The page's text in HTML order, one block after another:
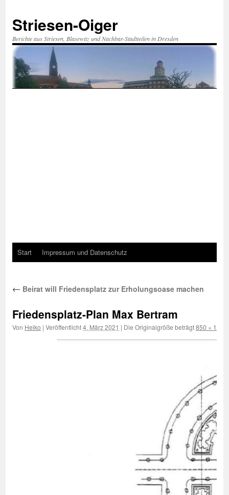
springen
Striesen-Oiger
Berichte aus Striesen, Blasewitz und Nachbar-Stadtteilen in Dresden
Start Impressum und Datenschutz
← Beirat will Friedensplatz zur Erholungsoase machen
Friedensplatz-Plan Max Bertram
Von Heiko | Veröffentlicht4. März 2021 | Die Originalgröße beträgt850 × 1054